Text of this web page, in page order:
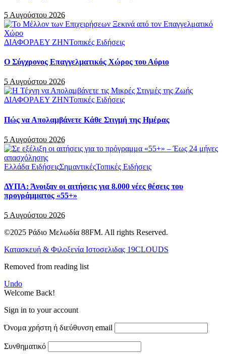
5 Αυγούστου 2026
ΔΙΑΦΟΡΑΕΥ ΖΗΝΤοπικές Ειδήσεις
Ο Σύγχρονος Επαγγελματικός Χώρος του Αύριο
5 Αυγούστου 2026
ΔΙΑΦΟΡΑΕΥ ΖΗΝΤοπικές Ειδήσεις
Πώς να Απολαμβάνετε Κάθε Στιγμή της Ημέρας
5 Αυγούστου 2026
Ελλάδα ΕιδήσειςΣημαντικέςΤοπικές Ειδήσεις
ΔΥΠΑ: Άνοιξαν οι αιτήσεις για 8.000 νέες θέσεις του
προγράμματος «55+»
5 Αυγούστου 2026
©2025 Ράδιο Μελωδία 88FM. All rights Reserved.
Κατασκευή & Φιλοξενία Ιστοσελιδας 19CLOUDS
Removed from reading list
Undo
Welcome Back!
Sign in to your account
Όνομα χρήστη ή διεύθυνση email
Συνθηματικό